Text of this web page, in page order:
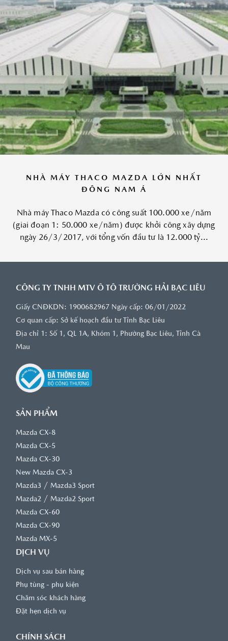
NHÀ MÁY THACO MAZDA LỚN NHẤT
ĐÔNG NAM Á
Nhà máy Thaco Mazda có công suất 100.000 xe/năm
(giai đoạn 1: 50.000 xe/năm) được khởi công xây dựng
ngày 26/3/2017, với tổng vốn đầu tư là 12.000 tỷ...
CÔNG TY TNHH MTV Ô TÔ TRƯỜNG HẢI BẠC LIÊU
Giấy CNĐKDN: 1900682967 Ngày cấp: 06/01/2022
Cơ quan cấp: Sở kế hoạch đầu tư Tỉnh Bạc Liêu
Địa chỉ 1: Số 1, QL 1A, Khóm 1, Phường Bạc Liêu, Tỉnh Cà
Mau
SẢN PHẨM
Mazda CX-8
Mazda CX-5
Mazda CX-30
New Mazda CX-3
Mazda3 / Mazda3 Sport
Mazda2 / Mazda2 Sport
Mazda CX-60
Mazda CX-90
Mazda MX-5
DỊCH VỤ
Dịch vụ sau bán hàng
Phụ tùng - phụ kiện
Chăm sóc khách hàng
Đặt hẹn dịch vụ
CHÍNH SÁCH